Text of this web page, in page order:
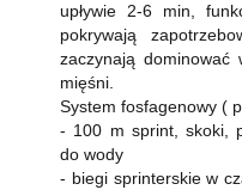
upływie 2-6 min,
pokrywają
zaczynają dominować
mięśni.
System fosfagenowy (
- 100 m sprint, skoki,
do wody
- biegi sprinterskie w